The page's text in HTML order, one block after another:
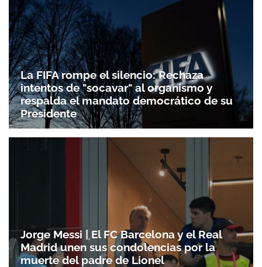
La FIFA rompe el silencio: Rechaza
intentos de "socavar" al organismo y
respalda el mandato democrático de su
Presidente
Jorge Messi | El FC Barcelona y el Real
Madrid unen sus condolencias por la
muerte del padre de Lionel